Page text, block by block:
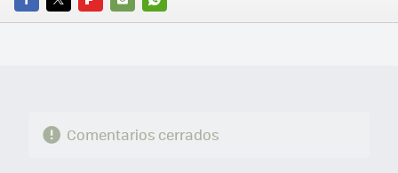
FACEBOOK
TWITTERFLIPBOARD
E-
WHATSAPP
Comentarios cerrados